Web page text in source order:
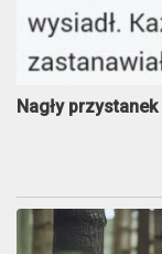
Nagły przystanek